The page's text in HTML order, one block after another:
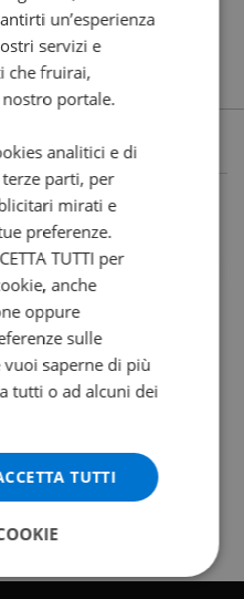
un’esperienza
servizi e
che fruirai,
portale.
analitici e di
parti, per
mirati e
preferenze.
TUTTI per
anche
oppure
sulle
saperne di più
tutti o ad alcuni dei
TUTTI